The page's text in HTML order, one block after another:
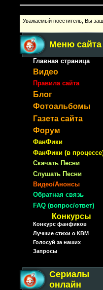
Уважаемый посетитель, Вы
Меню сайта
Главная страница
Видео
Правила сайта
Блог
Фотоальбомы
Газета сайта
Форум
ФанФики
ФанФики (в
Скачать Песни
Слушать Песни
Видео/Анонсы
Обратная связь
FAQ (вопрос/ответ)
Конкурсы
Конкурс фанфиков
Лучшие стихи о КВМ
Голосуй за наших
Запросы
Сериалы
онлайн